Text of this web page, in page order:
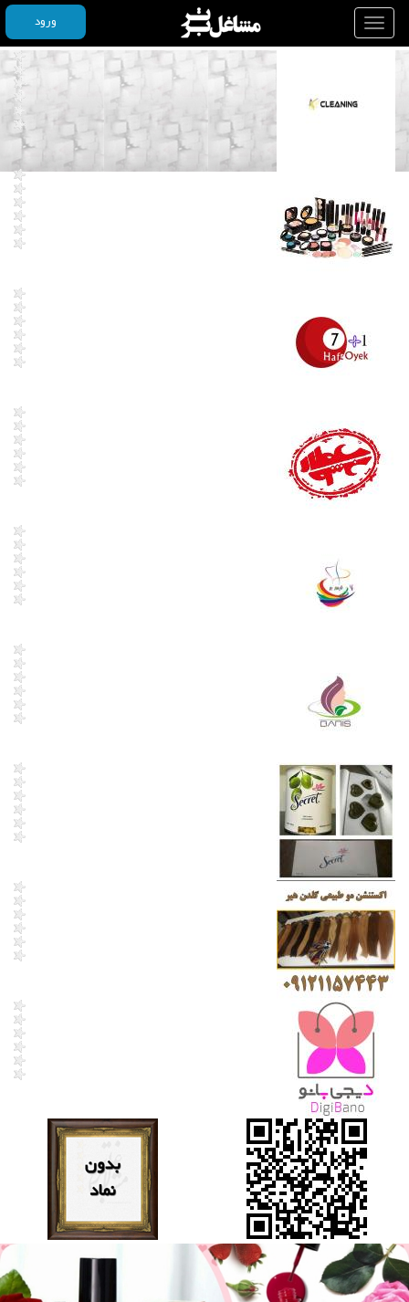
Toggle
navigation
ورود